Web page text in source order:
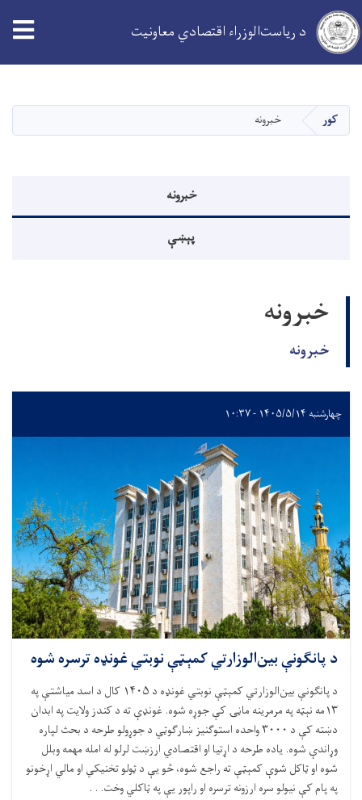
د ریاست‌الوزراء اقتصادي معاونیت
کور خبرونه
خبرونه
پېښې
خبرونه
خبرونه
چهارشنبه ۱۴۰۵/۵/۱۴ - ۱۰:۳۷
د پانګونې بین‌الوزارتي کمېټې نوبتي غونډه ترسره شوه
د پانګونې بین‌الوزارتي کمېټې نوبتي غونډه د ۱۴۰۵ کال د اسد میاشتې په
۱۳مه نېټه په مرمرینه ماڼۍ کې جوړه شوه. غونډې ته د کندز ولایت په ابدان
دښته کې د ۳۰۰۰واحده استوګنیز ښارګوټي د جوړولو طرحه د بحث لپاره
وړاندې شوه. یاده طرحه د اړتیا او اقتصادي ارزښت لرلو له امله مهمه وبلل
شوه او ټاکل شوې کمېټې ته راجع شوه، څو یې د ټولو تخنیکي او مالي اړخونو
په پام کې نیولو سره ارزونه ترسره او راپور یې په ټاکلي وخت. . .